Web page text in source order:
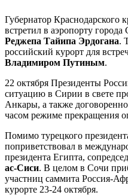
Губернатор Краснодарского
встретил в аэропорту
Реджепа Тайипа Эрдогана.
российский курорт для
Владимиром Путиным.
22 октября Президенты
ситуацию в Сирии в свете
Анкары, а также
часом режиме прекращения
Помимо турецкого
поприветствовал в
президента Египта,
ас-Сиси. В целом в Сочи
участниц саммита Россия-
курорте 23-24 октября.